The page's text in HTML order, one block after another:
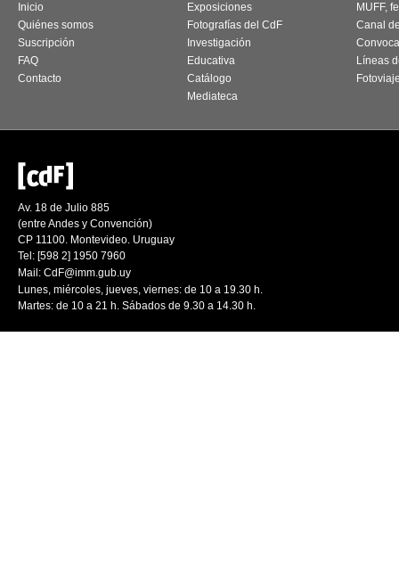
Inicio
Quiénes somos
Suscripción
FAQ
Contacto
Exposiciones
Fotografías del CdF
Investigación
Educativa
Catálogo
Mediateca
MUFF,
Canal
Líneas
Av. 18 de Julio 885
(entre Andes y Convención)
CP 11100. Montevideo. Uruguay
Tel: [598 2] 1950 7960
Mail: CdF@imm.gub.uy
Lunes, miércoles, jueves, viernes: de 10 a 19.30 h.
Martes: de 10 a 21 h. Sábados de 9.30 a 14.30 h.